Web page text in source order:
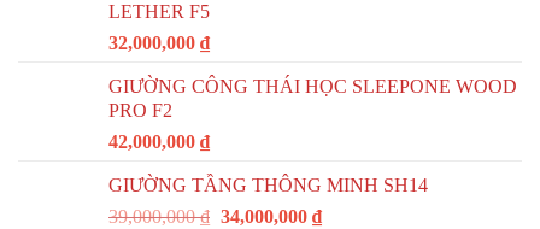
LETHER F5
32,000,000 ₫
GIƯỜNG CÔNG THÁI HỌC SLEEPONE WOOD
PRO F2
42,000,000 ₫
GIƯỜNG TẦNG THÔNG MINH SH14
39,000,000₫ 34,000,000 ₫